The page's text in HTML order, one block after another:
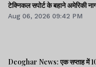
टेक्निकल सपोर्ट के बहाने अमेरिकी
Aug 06, 2026 09:42 PM
Deoghar News: एक सप्ताह में